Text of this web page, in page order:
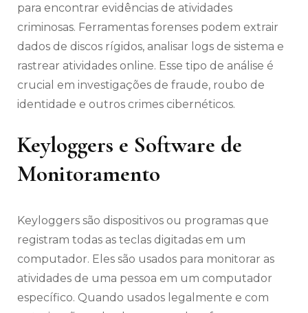
para encontrar evidências de atividades
criminosas. Ferramentas forenses podem extrair
dados de discos rígidos, analisar logs de sistema e
rastrear atividades online. Esse tipo de análise é
crucial em investigações de fraude, roubo de
identidade e outros crimes cibernéticos.
Keyloggers e Software de
Monitoramento
Keyloggers são dispositivos ou programas que
registram todas as teclas digitadas em um
computador. Eles são usados para monitorar as
atividades de uma pessoa em um computador
específico. Quando usados legalmente e com